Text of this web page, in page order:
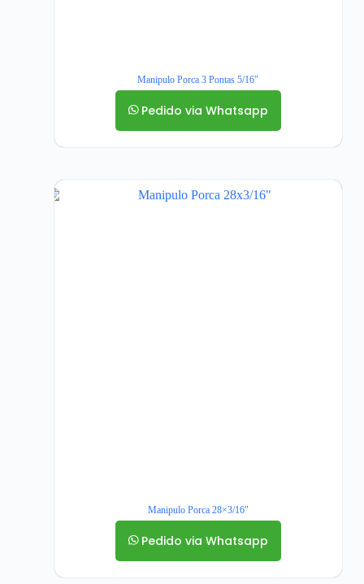
Manipulo Porca 3 Pontas 5/16″
Pedido via Whatsapp
Manipulo Porca 28×3/16″
Pedido via Whatsapp